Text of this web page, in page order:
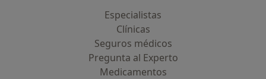
Especialistas
Clínicas
Seguros médicos
Pregunta al Experto
Medicamentos